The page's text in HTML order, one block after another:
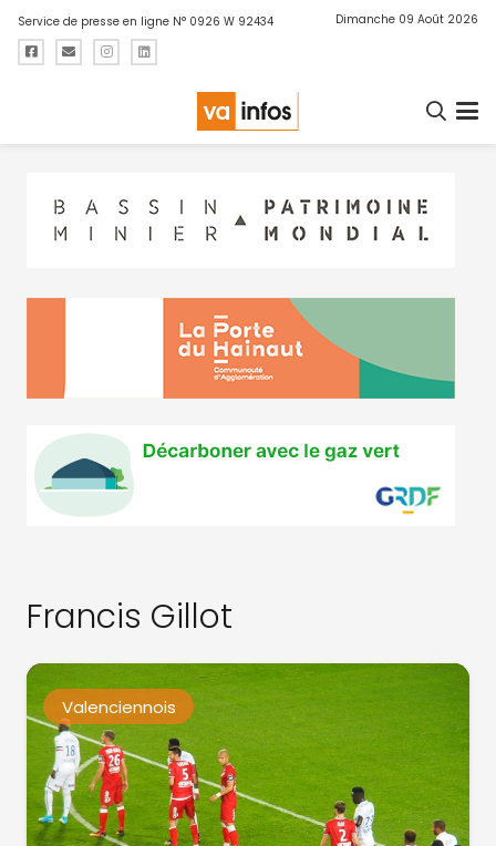
Service de presse en ligne N° 0926 W 92434 Dimanche 09 Août 2026
Francis Gillot
Valenciennois